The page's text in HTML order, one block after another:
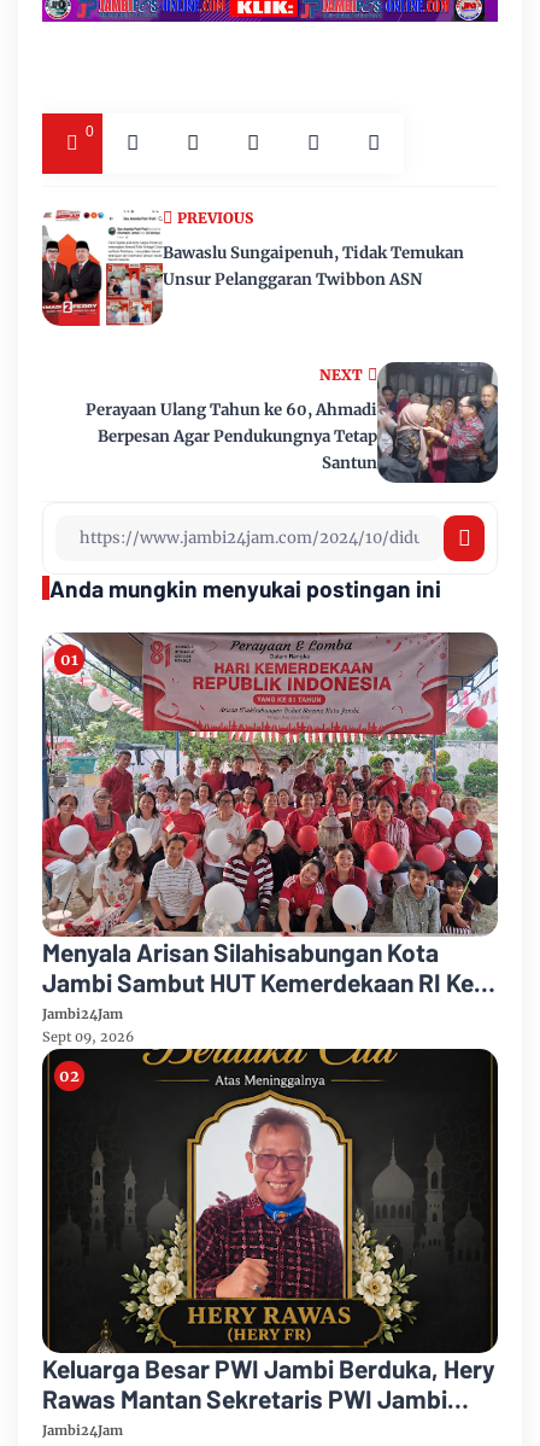
0
NEXT
Perayaan Ulang Tahun ke 60, Ahmadi
Berpesan Agar Pendukungnya Tetap
Santun
PREVIOUS
Bawaslu Sungaipenuh, Tidak Temukan
Unsur Pelanggaran Twibbon ASN
Anda mungkin menyukai postingan ini
Menyala Arisan Silahisabungan Kota
Jambi Sambut HUT Kemerdekaan RI Ke
81 Gelar Berbagai Kegiatan
Jambi24Jam
Sept 09, 2026
Keluarga Besar PWI Jambi Berduka, Hery
Rawas Mantan Sekretaris PWI Jambi
Tutup Usia
Jambi24Jam